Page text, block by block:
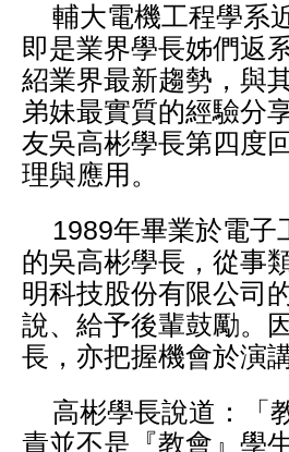
輔大電機工程學系
即是業界學長姊們返
紹業界最新趨勢，與
弟妹最實質的經驗分
友吳高彬學長第四度
理與應用。
1989年畢業於電子
的吳高彬學長，從事
明科技股份有限公司
說、給予後輩鼓勵。
長，亦把握機會於演
高彬學長說道：「
責並不是『教會』學